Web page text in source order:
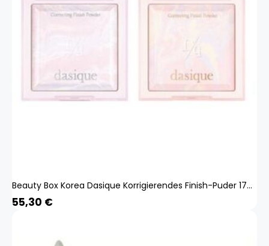
Beauty Box Korea Dasique Korrigierendes Finish-Puder 17g P000duci - 02 Milky Light
55,30 €